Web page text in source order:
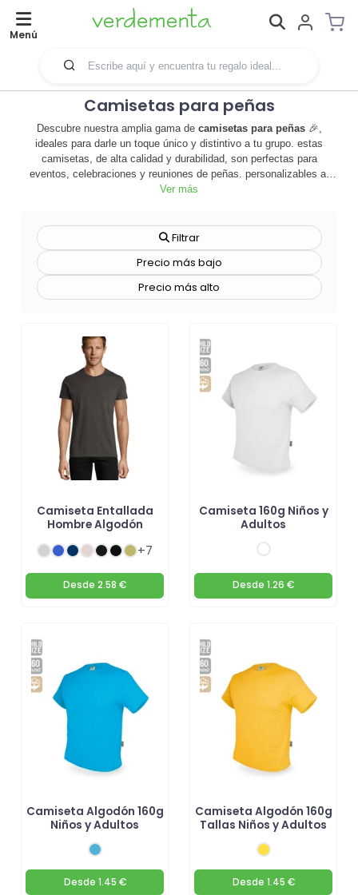
Menú
Camisetas para peñas
Descubre nuestra amplia gama de camisetas para peñas🎉,
ideales para darle un toque único y distintivo a tu grupo. estas
camisetas, de alta calidad y durabilidad, son perfectas para
eventos, celebraciones y reuniones de peñas. personalizables al
100%, permiten plasmar el espíritu y la identidad de tu peña,
unidad y el sentido de pertenencia entre los miembros. con nuestras
camisetas, tu peña no pasará desapercibida, destacará entre la
multitud y dejará una impresión duradera. ofrecemos una variedad
de estilos, colores y tallas, para asegurar que cada miembro de la
peña encuentre su camiseta ideal. además, nuestro proceso de
tu peña brille con nuestras camisetas personalizadas!
Ver más
Filtrar
Precio más bajo
Precio más alto
Camiseta Entallada
Hombre Algodón
+7
Desde 2.58 €
Camiseta 160g Niños y
Adultos
Desde 1.26 €
Camiseta Algodón 160g
Niños y Adultos
Desde 1.45 €
Camiseta Algodón 160g
Tallas Niños y Adultos
Desde 1.45 €